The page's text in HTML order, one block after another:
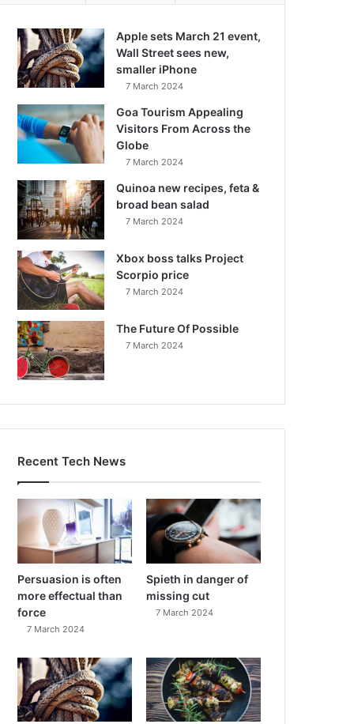
Apple sets March 21 event,
Wall Street sees new,
smaller iPhone
7 March 2024
Goa Tourism Appealing
Visitors From Across the
Globe
7 March 2024
Quinoa new recipes, feta &
broad bean salad
7 March 2024
Xbox boss talks Project
Scorpio price
7 March 2024
The Future Of Possible
7 March 2024
Recent Tech News
Persuasion is often
more effectual than
force
7 March 2024
Spieth in danger of
missing cut
7 March 2024